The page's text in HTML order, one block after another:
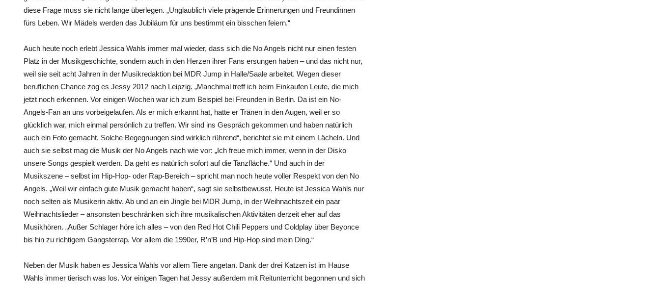
diese Frage muss sie nicht lange überlegen. „Unglaublich viele prägende Erinnerungen und Freundinnen
fürs Leben. Wir Mädels werden das Jubiläum für uns bestimmt ein bisschen feiern.“
Auch heute noch erlebt Jessica Wahls immer mal wieder, dass sich die No Angels nicht nur einen festen
Platz in der Musikgeschichte, sondern auch in den Herzen ihrer Fans ersungen haben – und das nicht nur,
weil sie seit acht Jahren in der Musikredaktion bei MDR Jump in Halle/Saale arbeitet. Wegen dieser
beruflichen Chance zog es Jessy 2012 nach Leipzig. „Manchmal treff ich beim Einkaufen Leute, die mich
jetzt noch erkennen. Vor einigen Wochen war ich zum Beispiel bei Freunden in Berlin. Da ist ein No-
Angels-Fan an uns vorbeigelaufen. Als er mich erkannt hat, hatte er Tränen in den Augen, weil er so
glücklich war, mich einmal persönlich zu treffen. Wir sind ins Gespräch gekommen und haben natürlich
auch ein Foto gemacht. Solche Begegnungen sind wirklich rührend“, berichtet sie mit einem Lächeln. Und
auch sie selbst mag die Musik der No Angels nach wie vor: „Ich freue mich immer, wenn in der Disko
unsere Songs gespielt werden. Da geht es natürlich sofort auf die Tanzfläche.“ Und auch in der
Musikszene – selbst im Hip-Hop- oder Rap-Bereich – spricht man noch heute voller Respekt von den No
Angels. „Weil wir einfach gute Musik gemacht haben“, sagt sie selbstbewusst. Heute ist Jessica Wahls nur
noch selten als Musikerin aktiv. Ab und an ein Jingle bei MDR Jump, in der Weihnachtszeit ein paar
Weihnachtslieder – ansonsten beschränken sich ihre musikalischen Aktivitäten derzeit eher auf das
Musikhören. „Außer Schlager höre ich alles – von den Red Hot Chili Peppers und Coldplay über Beyonce
bis hin zu richtigem Gangsterrap. Vor allem die 1990er, R’n’B und Hip-Hop sind mein Ding.“
Neben der Musik haben es Jessica Wahls vor allem Tiere angetan. Dank der drei Katzen ist im Hause
Wahls immer tierisch was los. Vor einigen Tagen hat Jessy außerdem mit Reitunterricht begonnen und sich